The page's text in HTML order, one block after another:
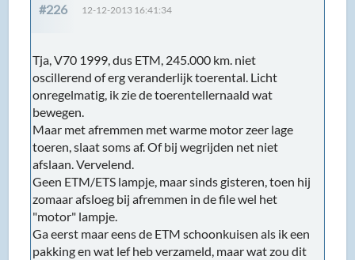
#226 12-12-2013 16:41:34
Tja, V70 1999, dus ETM, 245.000 km. niet
oscillerend of erg veranderlijk toerental. Licht
onregelmatig, ik zie de toerentellernaald wat
bewegen.
Maar met afremmen met warme motor zeer lage
toeren, slaat soms af. Of bij wegrijden net niet
afslaan. Vervelend.
Geen ETM/ETS lampje, maar sinds gisteren, toen hij
zomaar afsloeg bij afremmen in de file wel het
"motor" lampje.
Ga eerst maar eens de ETM schoonkuisen als ik een
pakking en wat lef heb verzameld, maar wat zou dit